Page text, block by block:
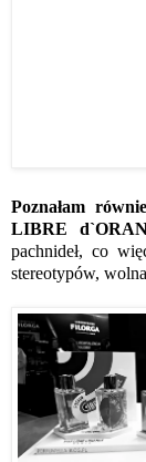
Poznałam
LIBRE
pachnideł, co
stereotypów,